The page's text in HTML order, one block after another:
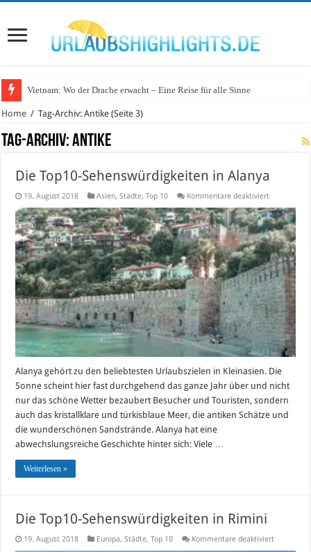
Vietnam: Wo der Drache erwacht – Eine Reise für alle Sinne
Wo lohnt sich Urlaub auf dem Wasser in Deutschland?
Home / Tag-Archiv: Antike (Seite 3)
Tag-Archiv:Antike
Die Top10-Sehenswürdigkeiten in Alanya
19. August 2018 Asien,Städte,Top 10 Kommentare deaktiviertfür
Top10-
in
Alanya
Alanya gehört zu den beliebtesten Urlaubszielen in Kleinasien. Die
Sonne scheint hier fast durchgehend das ganze Jahr über und nicht
nur das schöne Wetter bezaubert Besucher und Touristen, sondern
auch das kristallklare und türkisblaue Meer, die antiken Schätze und
die wunderschönen Sandstrände. Alanya hat eine
abwechslungsreiche Geschichte hinter sich: Viele …
Weiterlesen »
Die Top10-Sehenswürdigkeiten in Rimini
19. August 2018 Europa,Städte,Top 10 Kommentare deaktiviertfür